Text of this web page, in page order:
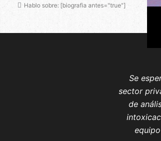
Hablo sobre: [biografia antes="true"]
Se
sector
de